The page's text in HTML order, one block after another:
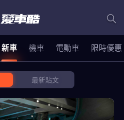
新車 機車 電動車 限時優惠
最新貼文